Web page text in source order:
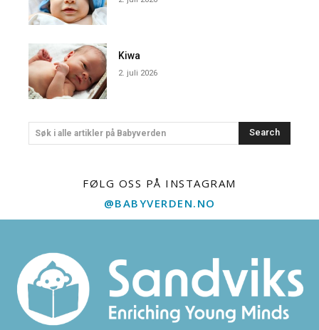
Kiwa
2. juli 2026
Søk i alle artikler på Babyverden Search
FØLG OSS PÅ INSTAGRAM
@BABYVERDEN.NO